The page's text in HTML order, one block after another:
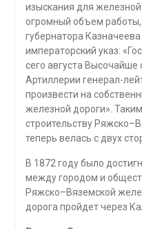
изыскания для
огромный объем
губернатора
императорский указ:
сего августа
Артиллерии генерал-
произвести на
железной дороги».
строительству
теперь велась с двух
В 1872 году было
между городом и
Ряжско–Вяземской
дорога пройдет через